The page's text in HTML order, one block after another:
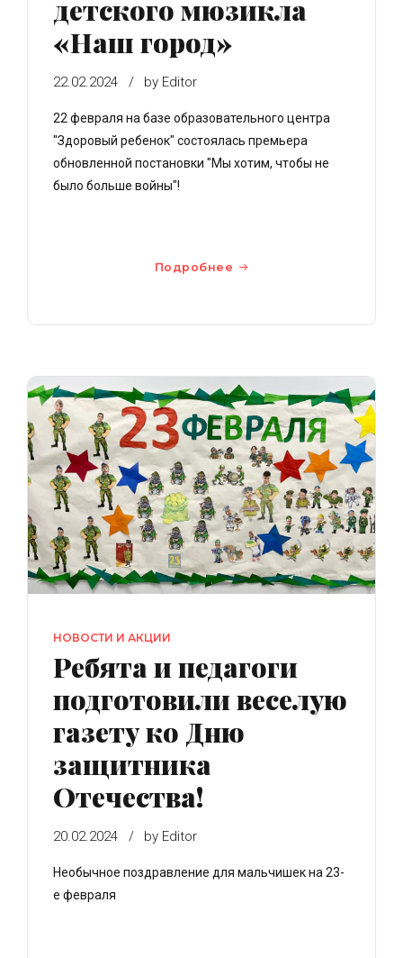
детского мюзикла
«Наш город»
22.02.2024 by Editor
22 февраля на базе образовательного центра
"Здоровый ребенок" состоялась премьера
обновленной постановки "Мы хотим, чтобы не
было больше войны"!
Подробнее
НОВОСТИ И АКЦИИ
Ребята и педагоги
подготовили веселую
газету ко Дню
защитника
Отечества!
20.02.2024 by Editor
Необычное поздравление для мальчишек на 23-
е февраля